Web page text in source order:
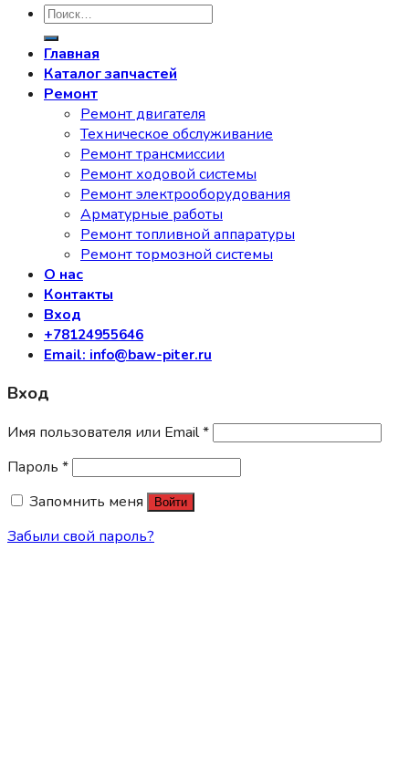
Искать:
Главная
Каталог запчастей
Ремонт
Ремонт двигателя
Техническое обслуживание
Ремонт трансмиссии
Ремонт ходовой системы
Ремонт электрооборудования
Арматурные работы
Ремонт топливной аппаратуры
Ремонт тормозной системы
О нас
Контакты
Вход
+78124955646
Email: info@baw-piter.ru
Вход
Имя пользователя или Email*
Пароль *
Запомнить меня
Войти
Забыли свой пароль?